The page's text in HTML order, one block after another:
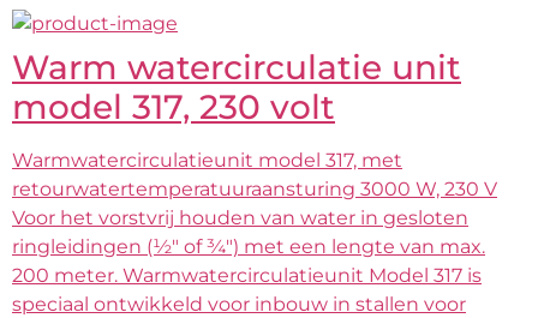
Warm watercirculatie unit
model 317, 230 volt
Warmwatercirculatieunit model 317, met
retourwatertemperatuuraansturing 3000 W, 230 V
Voor het vorstvrij houden van water in gesloten
ringleidingen (½" of ¾") met een lengte van max.
200 meter. Warmwatercirculatieunit Model 317 is
speciaal ontwikkeld voor inbouw in stallen voor